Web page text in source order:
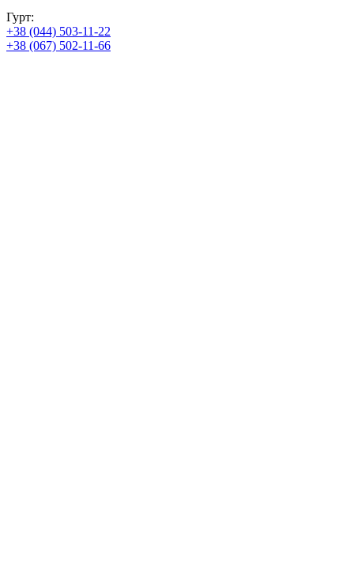
Гурт:
+38 (044) 503-11-22
+38 (067) 502-11-66